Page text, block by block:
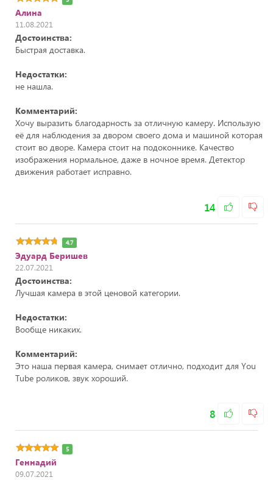
Алина
11.08.2021
Достоинства:
Быстрая доставка.
Недостатки:
не нашла.
Комментарий:
Хочу выразить благодарность за отличную камеру. Использую
её для наблюдения за двором своего дома и машиной которая
стоит во дворе. Камера стоит на подоконнике. Качество
изображения нормальное, даже в ночное время. Детектор
движения работает исправно.
14
4.7
Эдуард Беришев
22.07.2021
Достоинства:
Лучшая камера в этой ценовой категории.
Недостатки:
Вообще никаких.
Комментарий:
Это наша первая камера, снимает отлично, подходит для You
Tube роликов, звук хороший.
8
5
Геннадий
09.07.2021